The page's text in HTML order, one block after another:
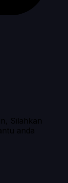
Silahkan
anda